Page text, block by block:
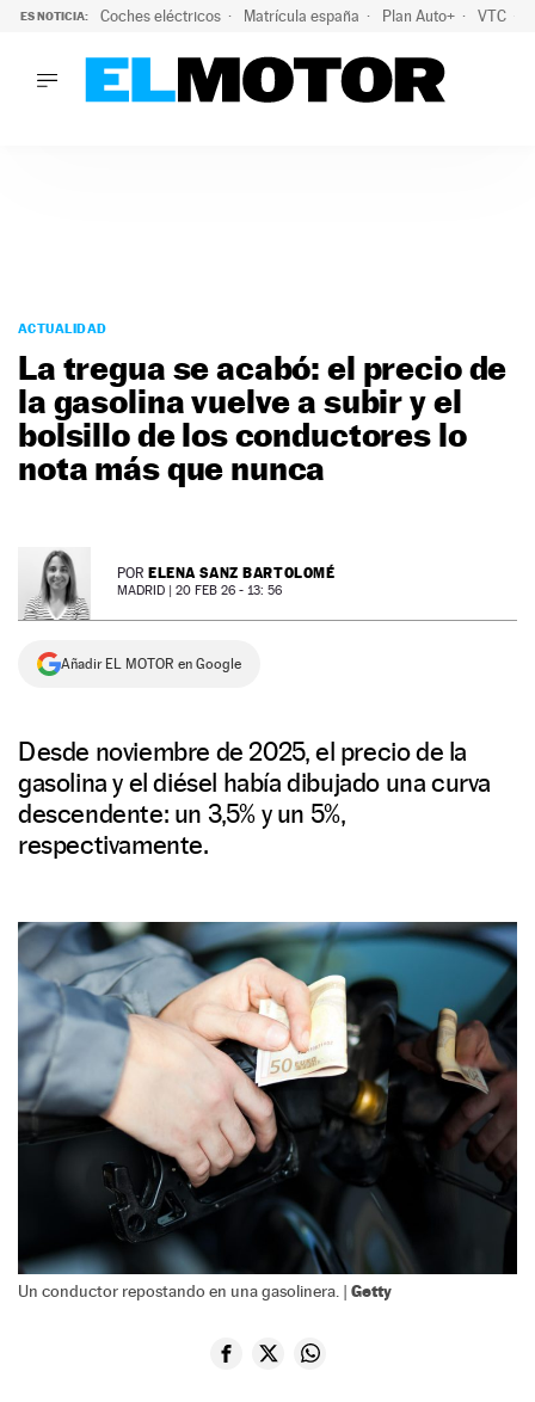
ES NOTICIA: Coches eléctricos Matrícula españa Plan Auto+ VTC
PODCAST
MOTOS
TECNOLOGÍA
SUPERCOCHES
NEWSLETTER
ACTUALIDAD
La tregua se acabó: el precio de
la gasolina vuelve a subir y el
bolsillo de los conductores lo
nota más que nunca
POR ELENA SANZ BARTOLOMÉ
MADRID | 20 FEB 26 - 13: 56
Añadir EL MOTOR en Google
Desde noviembre de 2025, el precio de la
gasolina y el diésel había dibujado una curva
descendente: un 3,5% y un 5%,
respectivamente.
Un conductor repostando en una gasolinera. | Getty